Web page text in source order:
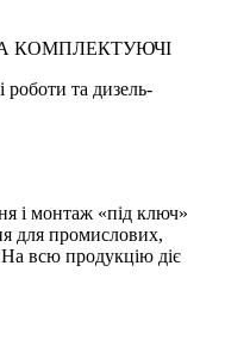
КОМПЛЕКТУЮЧІ
роботи та дизель-
і монтаж «під ключ»
для промислових,
На всю продукцію діє